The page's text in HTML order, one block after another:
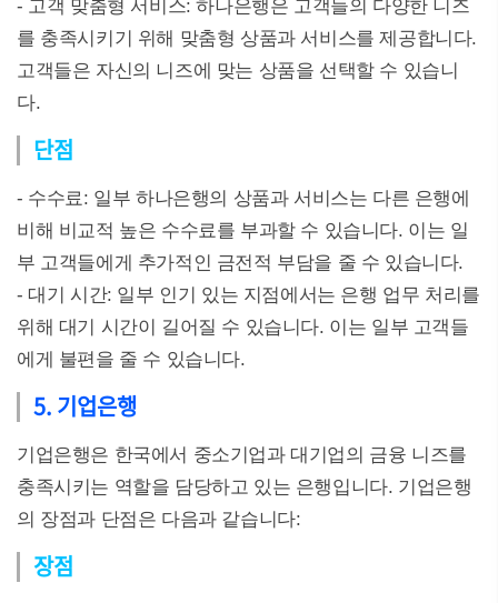
- 고객 맞춤형 서비스: 하나은행은 고객들의 다양한 니즈
를 충족시키기 위해 맞춤형 상품과 서비스를 제공합니다.
고객들은 자신의 니즈에 맞는 상품을 선택할 수 있습니
다.
단점
- 수수료: 일부 하나은행의 상품과 서비스는 다른 은행에
비해 비교적 높은 수수료를 부과할 수 있습니다. 이는 일
부 고객들에게 추가적인 금전적 부담을 줄 수 있습니다.
- 대기 시간: 일부 인기 있는 지점에서는 은행 업무 처리를
위해 대기 시간이 길어질 수 있습니다. 이는 일부 고객들
에게 불편을 줄 수 있습니다.
5. 기업은행
기업은행은 한국에서 중소기업과 대기업의 금융 니즈를
충족시키는 역할을 담당하고 있는 은행입니다. 기업은행
의 장점과 단점은 다음과 같습니다:
장점